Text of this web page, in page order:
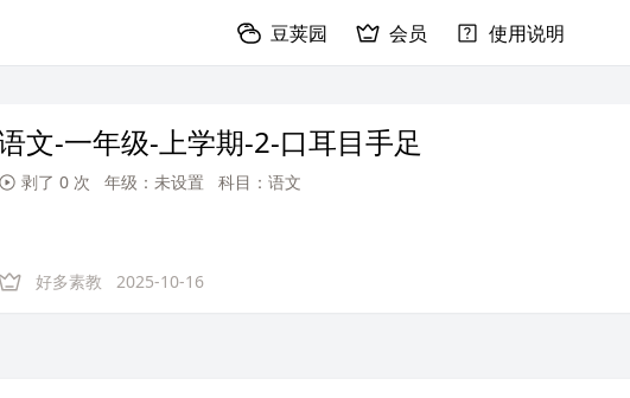
豆荚园 会员 使用说明
文-一年级-上学期-2-口耳目手足
剥了 0 次 年级：未设置 科目：语文
好多素教 2025-10-16